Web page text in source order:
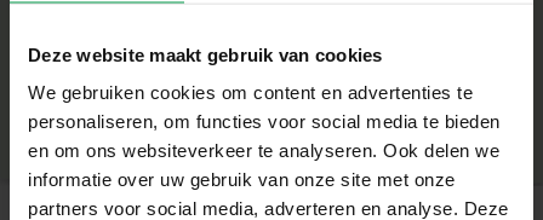
Deze website maakt gebruik van cookies
We gebruiken cookies om content en advertenties te
personaliseren, om functies voor social media te bieden
en om ons websiteverkeer te analyseren. Ook delen we
informatie over uw gebruik van onze site met onze
partners voor social media, adverteren en analyse. Deze
rechtshandigen
Voorbedrukt vouwpapier met duidelijke vouwlijnen
Stimuleert fijne motoriek, concentratie en creativiteit
Ontworpen voor jonge kinderen – eenvoudig én leuk
Productnummer|
14026
Deel dit product